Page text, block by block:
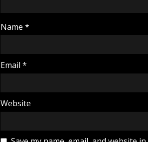
Name *
Email *
Website